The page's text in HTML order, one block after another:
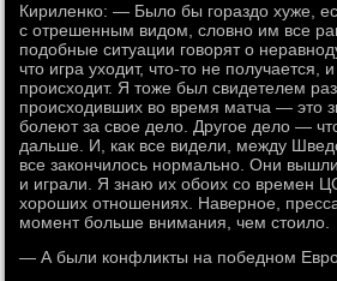
Кириленко: — Было бы гораздо хуже,
с отрешенным видом, словно им все
подобные ситуации говорят о
что игра уходит, что-то не получается,
происходит. Я тоже был свидетелем
происходивших во время матча — это
болеют за свое дело. Другое дело —
дальше. И, как все видели, между
все закончилось нормально. Они
и играли. Я знаю их обоих со времен
хороших отношениях. Наверное,
момент больше внимания, чем стоило.
— А были конфликты на победном